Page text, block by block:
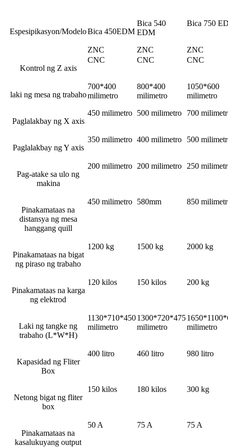
Espesipikasyon/ModeloBica 450EDM
Bica 540
EDM
Bica 750
ZNC ZNC ZNC
Kontrol ng Z axis
CNC CNC CNC
laki ng mesa ng trabaho
700*400
milimetro
800*400
milimetro
1050*600
milimetro
Paglalakbay ng X axis
450 milimetro 500 milimetro 700
Paglalakbay ng Y axis
350 milimetro 400 milimetro 500
Pag-atake sa ulo ng
makina
200 milimetro 200 milimetro 250
Pinakamataas na
distansya ng mesa
hanggang quill
450 milimetro 580mm 850
Pinakamataas na bigat
ng piraso ng trabaho
1200 kg 1500 kg 2000 kg
Pinakamataas na karga
ng elektrod
120 kilos 150 kilos 200 kg
Laki ng tangke ng
trabaho (L*W*H)
1130*710*450
milimetro
1300*720*475
milimetro
milimetro
Kapasidad ng Fliter
Box
400 litro 460 litro 980 litro
Netong bigat ng fliter
box
150 kilos 180 kilos 300 kg
Pinakamataas na
kasalukuyang output
50 A 75 A 75 A